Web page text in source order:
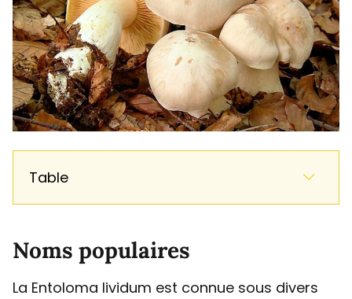
Table
Noms populaires
La Entoloma lividum est connue sous divers